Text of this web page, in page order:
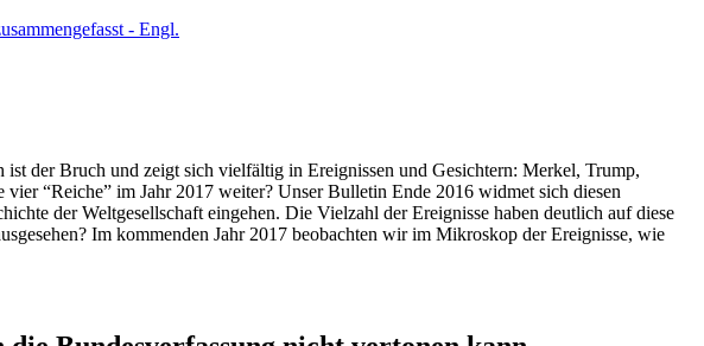
- Engl.
der Bruch und zeigt sich vielfältig in Ereignissen und Gesichtern: Merkel, Trump,
“Reiche” im Jahr 2017 weiter? Unser Bulletin Ende 2016 widmet sich diesen
der Weltgesellschaft eingehen. Die Vielzahl der Ereignisse haben deutlich auf diese
Im kommenden Jahr 2017 beobachten wir im Mikroskop der Ereignisse, wie